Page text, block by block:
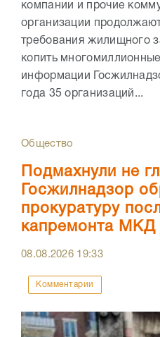
компании и прочие
организации
требования жилищного
копить
информации
года 35 организаций...
Общество
Подмахнули не
Госжилнадзор
прокуратуру
капремонта МКД
08.08.2026 19:33
Комментарии